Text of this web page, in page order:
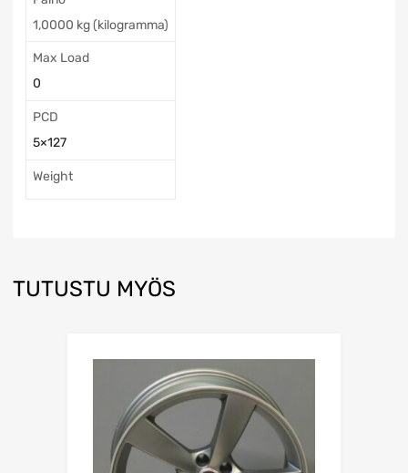
1,0000 kg (kilogramma)
Max Load
0
PCD
5×127
Weight
TUTUSTU MYÖS